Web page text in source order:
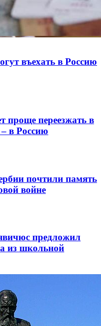
въехать в Россию
проще переезжать в
в Россию
почтили память
войне
предложил
из школьной